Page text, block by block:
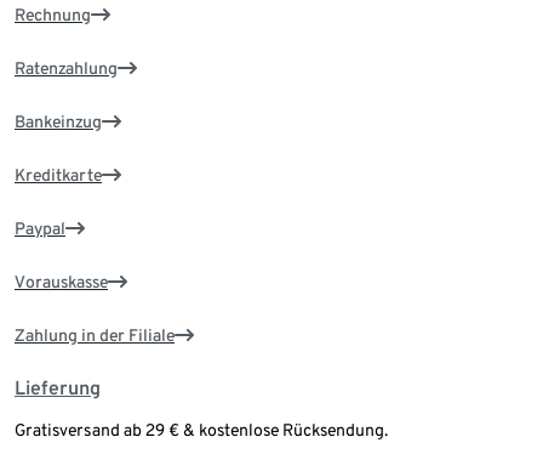
Rechnung
Ratenzahlung
Bankeinzug
Kreditkarte
Paypal
Vorauskasse
Zahlung in der Filiale
Lieferung
Gratisversand ab 29 € & kostenlose Rücksendung.